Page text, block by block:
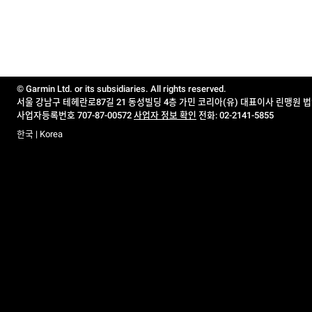
© Garmin Ltd. or its subsidiaries. All rights reserved.
서울 강남구 테헤란로87길 21 동성빌딩 4층 가민 코리아(유) 대표이사 린맹원
사업자등록번호 707-87-00572 사업자 정보 확인 전화: 02-2141-5855
한국 | Korea